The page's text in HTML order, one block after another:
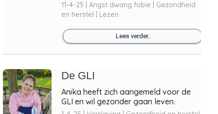
11-4-25 | Angst dwang fobie | Gezondheid
en herstel | Lezen
Lees verder..
De GLI
Anika heeft zich aangemeld voor de
GLI en wil gezonder gaan leven.